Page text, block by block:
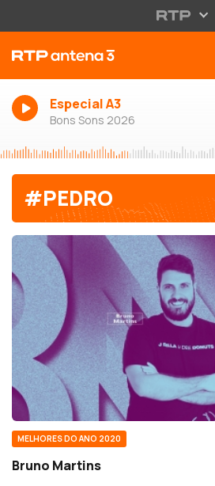
Especial A3
Bons Sons 2026
#PEDRO
MELHORES DO ANO 2020
Bruno Martins